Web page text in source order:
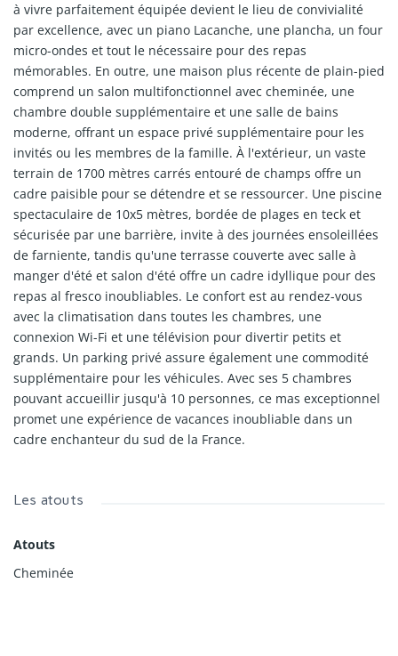
à vivre parfaitement équipée devient le lieu de convivialité
par excellence, avec un piano Lacanche, une plancha, un four
micro-ondes et tout le nécessaire pour des repas
mémorables. En outre, une maison plus récente de plain-pied
comprend un salon multifonctionnel avec cheminée, une
chambre double supplémentaire et une salle de bains
moderne, offrant un espace privé supplémentaire pour les
invités ou les membres de la famille. À l'extérieur, un vaste
terrain de 1700 mètres carrés entouré de champs offre un
cadre paisible pour se détendre et se ressourcer. Une piscine
spectaculaire de 10x5 mètres, bordée de plages en teck et
sécurisée par une barrière, invite à des journées ensoleillées
de farniente, tandis qu'une terrasse couverte avec salle à
manger d'été et salon d'été offre un cadre idyllique pour des
repas al fresco inoubliables. Le confort est au rendez-vous
avec la climatisation dans toutes les chambres, une
connexion Wi-Fi et une télévision pour divertir petits et
grands. Un parking privé assure également une commodité
supplémentaire pour les véhicules. Avec ses 5 chambres
pouvant accueillir jusqu'à 10 personnes, ce mas exceptionnel
promet une expérience de vacances inoubliable dans un
cadre enchanteur du sud de la France.
Les atouts
Atouts
Cheminée